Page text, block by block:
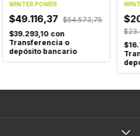
WINTER POWER
$49.116,37 $54.573,75
$39.293,10 con
Transferencia o
depósito bancario